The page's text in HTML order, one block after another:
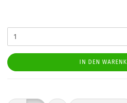
IN DEN